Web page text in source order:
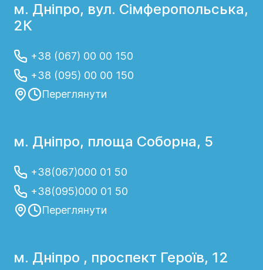
м. Дніпро, вул. Сімферопольська,
2К
+38 (067) 00 00 150
+38 (095) 00 00 150
Переглянути
м. Дніпро, площа Соборна, 5
+38(067)000 01 50
+38(095)000 01 50
Переглянути
м. Дніпро , проспект Героїв, 12